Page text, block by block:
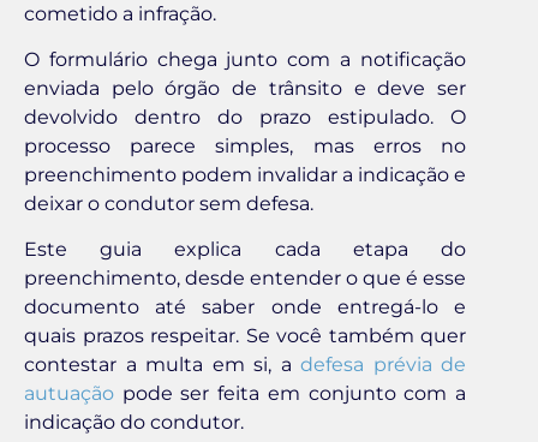
cometido a infração.
O formulário chega junto com a notificação
enviada pelo órgão de trânsito e deve ser
devolvido dentro do prazo estipulado. O
processo parece simples, mas erros no
preenchimento podem invalidar a indicação e
deixar o condutor sem defesa.
Este guia explica cada etapa do
preenchimento, desde entender o que é esse
documento até saber onde entregá-lo e
quais prazos respeitar. Se você também quer
contestar a multa em si, a defesa prévia de
autuação pode ser feita em conjunto com a
indicação do condutor.